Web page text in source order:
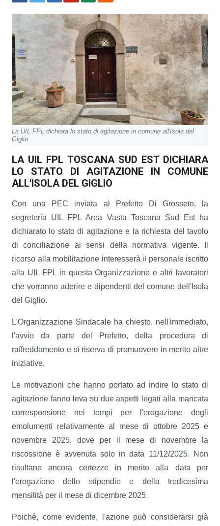
La UIL FPL dichiara lo stato di agitazione in comune all'Isola del
Giglio
LA UIL FPL TOSCANA SUD EST DICHIARA
LO STATO DI AGITAZIONE IN COMUNE
ALL'ISOLA DEL GIGLIO
Con una PEC inviata al Prefetto Di Grosseto, la
segreteria UIL FPL Area Vasta Toscana Sud Est ha
dichiarato lo stato di agitazione e la richiesta del tavolo
di conciliazione ai sensi della normativa vigente. Il
ricorso alla mobilitazione interesserà il personale iscritto
alla UIL FPL in questa Organizzazione e altri lavoratori
che vorranno aderire e dipendenti del comune dell'Isola
del Giglio.
L'Organizzazione Sindacale ha chiesto, nell'immediato,
l'avvio da parte del Prefetto, della procedura di
raffreddamento e si riserva di promuovere in merito altre
iniziative.
Le motivazioni che hanno portato ad indire lo stato di
agitazione fanno leva su due aspetti legati alla mancata
corresponsione nei tempi per l'erogazione degli
emolumenti relativamente al mese di ottobre 2025 e
novembre 2025, dove per il mese di novembre la
riscossione è avvenuta solo in data 11/12/2025. Non
risultano ancora certezze in merito alla data per
l'erogazione dello stipendio e della tredicesima
mensilità per il mese di dicembre 2025.
Poiché, come evidente, l'azione può considerarsi già